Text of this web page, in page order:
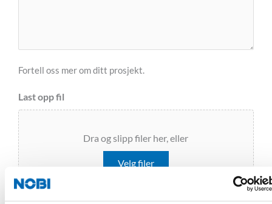
Fortell oss mer om ditt prosjekt.
Last opp fil
Dra og slipp filer her, eller
Velg filer